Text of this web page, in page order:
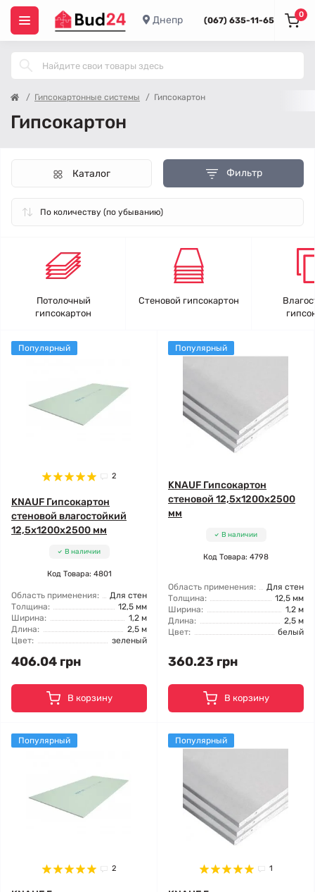
Днепр (067) 635-11-65
0
Гипсокартонные системы Гипсокартон
Гипсокартон
Фильтр
Каталог
Потолочный
гипсокартон
Стеновой гипсокартон
Популярный
2
KNAUF Гипсокартон
стеновой влагостойкий
12,5x1200x2500 мм
В наличии
Код Товара: 4801
Область применения:
Для стен
Толщина:
12,5 мм
Ширина:
1,2 м
Длина:
2,5 м
Цвет:
зеленый
406.04 грн
В корзину
Популярный
KNAUF Гипсокартон
стеновой 12,5x1200x2500
мм
В наличии
Код Товара: 4798
Область применения:
Для стен
Толщина:
12,5 мм
Ширина:
1,2 м
Длина:
2,5 м
Цвет:
белый
360.23 грн
В корзину
Популярный
2
Популярный
1